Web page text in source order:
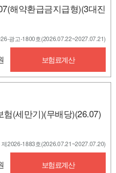
해약환급금지급형)(3대진
광고-1800호(2026.07.22~2027.07.21)
보험료계산
(세만기)(무배당)(26.07)
2026-1883호(2026.07.21~2027.07.20)
보험료계산